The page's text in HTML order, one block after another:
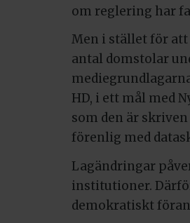
om reglering har
Men i stället för att
antal domstolar
HD, i ett mål med
som den är
förenlig med
Lagändringar
institutioner.
demokratiskt